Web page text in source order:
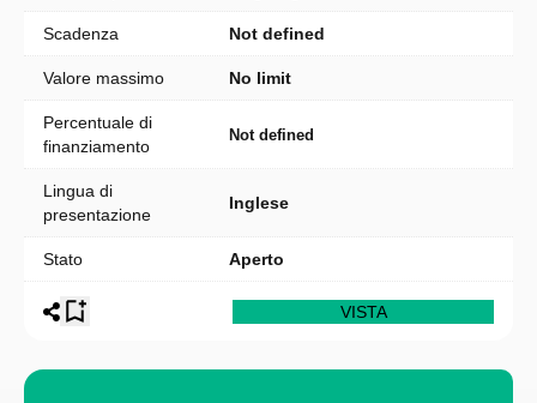
Scadenza Not defined
Valore massimo No limit
Percentuale di
finanziamento
Not defined
Lingua di
presentazione
Inglese
Stato Aperto
VISTA